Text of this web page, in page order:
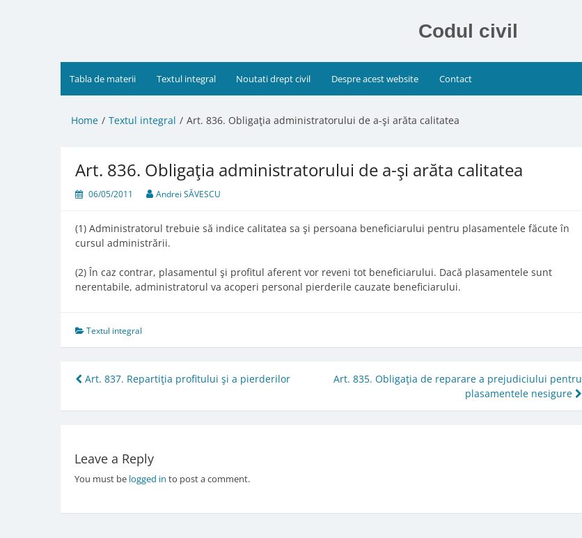
Codul civil
Tabla de materii Textul integral Noutati drept civil Despre acest website Contact
Home Textul integral Art. 836. Obligaţia administratorului de a-şi arăta calitatea
Art. 836. Obligaţia administratorului de a-şi arăta calitatea
06/05/2011 Andrei SĂVESCU
(1) Administratorul trebuie să indice calitatea sa şi persoana beneficiarului pentru plasamentele făcute în
cursul administrării.
(2) În caz contrar, plasamentul şi profitul aferent vor reveni tot beneficiarului. Dacă plasamentele sunt
nerentabile, administratorul va acoperi personal pierderile cauzate beneficiarului.
Textul integral
Post
navigation
Art. 837. Repartiţia profitului şi a pierderilor
Art. 835. Obligaţia de reparare a prejudiciului pentru
plasamentele nesigure
Leave a Reply
You must be logged in to post a comment.